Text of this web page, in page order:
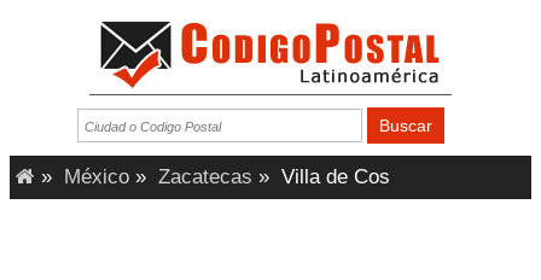
» México » Zacatecas » Villa de Cos